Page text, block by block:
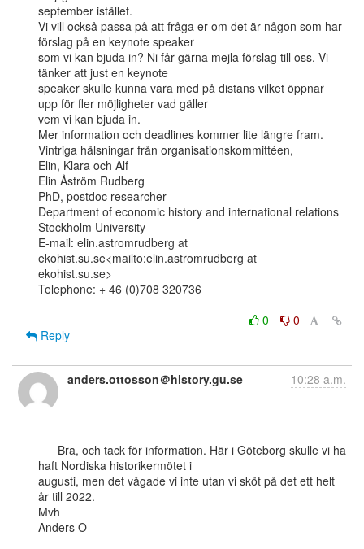
september istället.
Vi vill också passa på att fråga er om det är någon som har
förslag på en keynote speaker
som vi kan bjuda in? Ni får gärna mejla förslag till oss. Vi
tänker att just en keynote
speaker skulle kunna vara med på distans vilket öppnar
upp för fler möjligheter vad gäller
vem vi kan bjuda in.
Mer information och deadlines kommer lite längre fram.
Vintriga hälsningar från organisationskommittéen,
Elin, Klara och Alf
Elin Åström Rudberg
PhD, postdoc researcher
Department of economic history and international relations
Stockholm University
E-mail: elin.astromrudberg at
ekohist.su.se<mailto:elin.astromrudberg at
ekohist.su.se>
Telephone: + 46 (0)708 320736
0
0
Reply
anders.ottosson＠history.gu.se 10:28 a.m.
haft Nordiska historikermötet i
augusti, men det vågade vi inte utan vi sköt på det ett helt
år till 2022.
Mvh
Anders O